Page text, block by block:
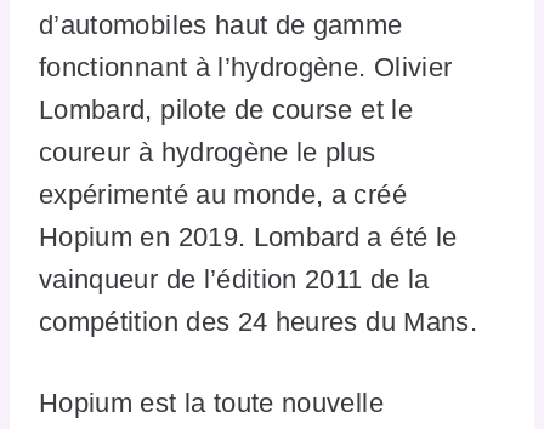
d’automobiles haut de gamme
fonctionnant à l’hydrogène. Olivier
Lombard, pilote de course et le
coureur à hydrogène le plus
expérimenté au monde, a créé
Hopium en 2019. Lombard a été le
vainqueur de l’édition 2011 de la
compétition des 24 heures du Mans.
Hopium est la toute nouvelle